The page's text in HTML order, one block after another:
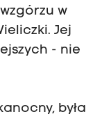
w
Jej
- nie
była